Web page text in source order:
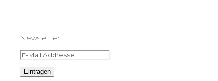
Newsletter